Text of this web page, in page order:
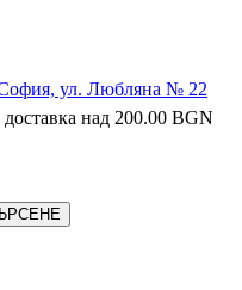
ул. Любляна № 22
над 200.00 BGN